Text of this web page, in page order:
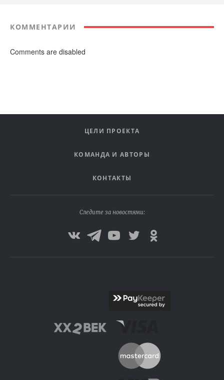
КОММЕНТАРИИ
Comments are disabled
ЦЕЛИ ПРОЕКТА
КОМАНДА И АВТОРЫ
КОНТАКТЫ
Следите за новостями: